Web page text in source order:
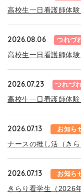
高校生一日看護師
2026.08.06 つれづ
高校生一日看護師
2026.07.23 つれづ
高校生一日看護師
2026.07.13 お知ら
ナースの推し活（き
2026.07.13 お知ら
きらり看学生（2026